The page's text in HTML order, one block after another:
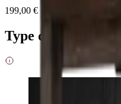
199,00 €
Type de bois